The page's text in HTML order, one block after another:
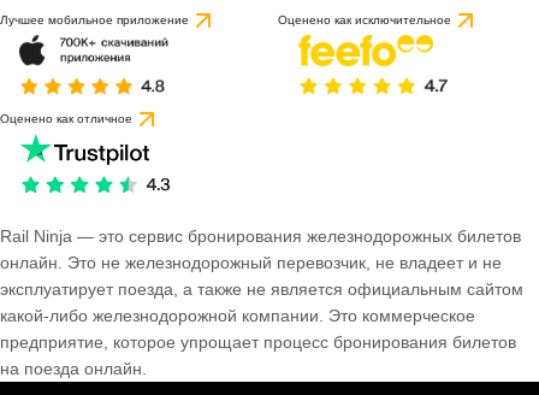
Лучшее мобильное приложение Оценено как исключительное
Оценено как отличное
Rail Ninja — это сервис бронирования железнодорожных билетов
онлайн. Это не железнодорожный перевозчик, не владеет и не
эксплуатирует поезда, а также не является официальным сайтом
какой-либо железнодорожной компании. Это коммерческое
предприятие, которое упрощает процесс бронирования билетов
на поезда онлайн.